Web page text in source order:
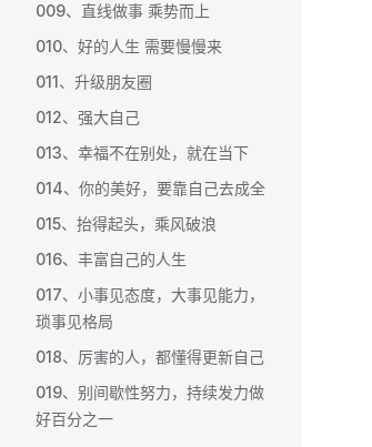
009、直线做事 乘势而上
010、好的人生 需要慢慢来
011、升级朋友圈
012、强大自己
013、幸福不在别处，就在当下
014、你的美好，要靠自己去成全
015、抬得起头，乘风破浪
016、丰富自己的人生
017、小事见态度，大事见能力，
琐事见格局
018、厉害的人，都懂得更新自己
019、别间歇性努力，持续发力做
好百分之一